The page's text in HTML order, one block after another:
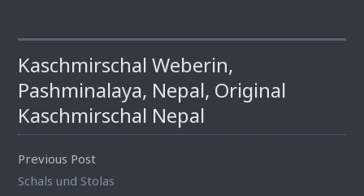
Kaschmirschal Weberin,
Pashminalaya, Nepal, Original
Kaschmirschal Nepal
Previous Post
Schals und Stolas